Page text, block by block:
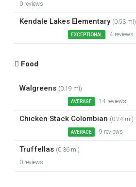
0 reviews
Kendale Lakes Elementary (0.53 mi)
EXCEPTIONAL 4 reviews
Food
Walgreens (0.19 mi)
AVERAGE 14 reviews
Chicken Stack Colombian (0.24 mi)
AVERAGE 9 reviews
Truffellas (0.36 mi)
0 reviews